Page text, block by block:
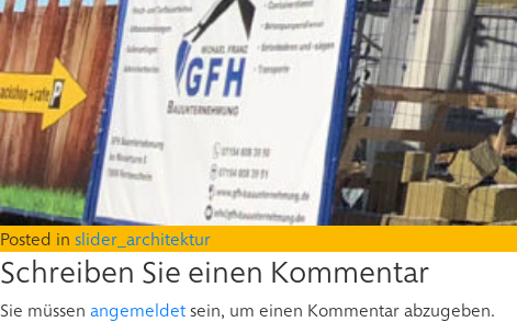
Posted in slider_architektur
Schreiben Sie einen Kommentar
Sie müssen angemeldetsein, um einen Kommentar abzugeben.